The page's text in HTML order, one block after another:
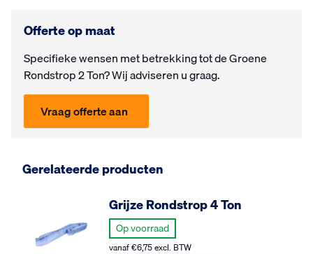
Offerte op maat
Specifieke wensen met be­trek­king tot de Groene
Rondstrop 2 Ton? Wij ad­vi­seren u graag.
Vraag offerte aan
Gerelateerde producten
Grijze Rondstrop 4 Ton
Op voorraad
vanaf€6,75excl. BTW